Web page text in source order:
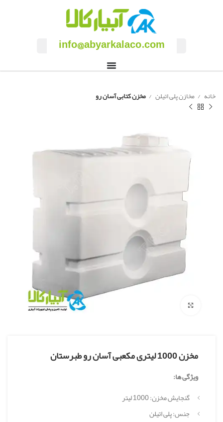
info@abyarkalaco.com
خانه مخازن پلی اتیلن مخزن کتابی آسان رو
مخزن 1000 لیتری مکعبی آسان رو طبرستان
ویژگی ها:
گنجایش مخزن: 1000 لیتر
جنس: پلی اتیلن